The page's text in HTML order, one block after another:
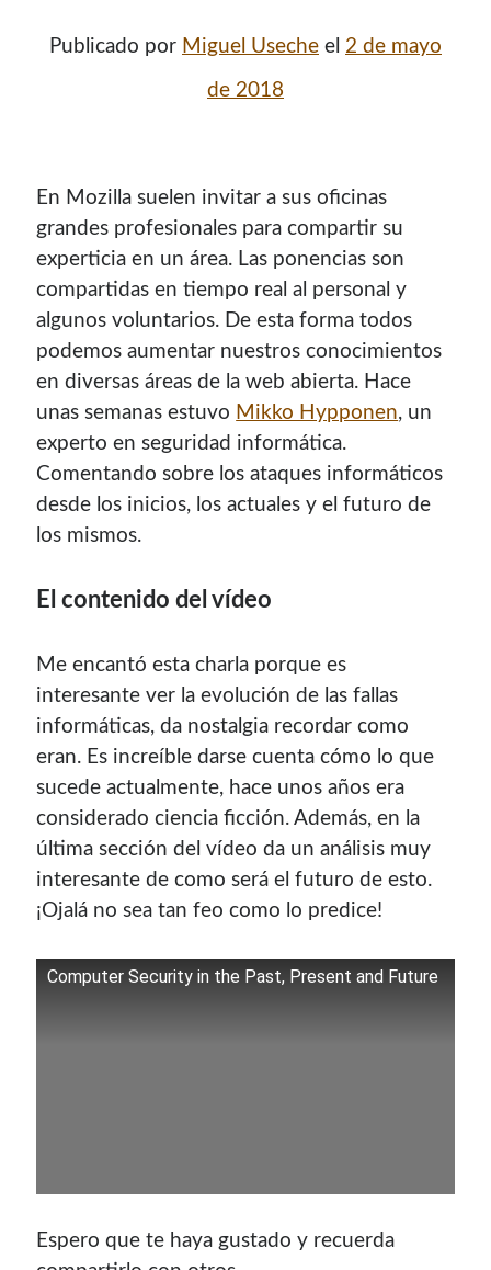
Publicado por Miguel Useche el 2 de mayo
de 2018
En Mozilla suelen invitar a sus oficinas
grandes profesionales para compartir su
experticia en un área. Las ponencias son
compartidas en tiempo real al personal y
algunos voluntarios. De esta forma todos
podemos aumentar nuestros conocimientos
en diversas áreas de la web abierta. Hace
unas semanas estuvo Mikko Hypponen, un
experto en seguridad informática.
Comentando sobre los ataques informáticos
desde los inicios, los actuales y el futuro de
los mismos.
El contenido del vídeo
Me encantó esta charla porque es
interesante ver la evolución de las fallas
informáticas, da nostalgia recordar como
eran. Es increíble darse cuenta cómo lo que
sucede actualmente, hace unos años era
considerado ciencia ficción. Además, en la
última sección del vídeo da un análisis muy
interesante de como será el futuro de esto.
¡Ojalá no sea tan feo como lo predice!
Computer Security in the Past, Present and Future
Espero que te haya gustado y recuerda